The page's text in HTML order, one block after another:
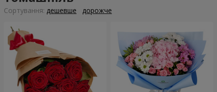
Сортування: дешевше дорожче